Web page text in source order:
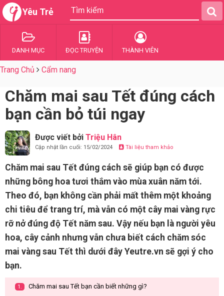
Yêu Trẻ
DANH MỤC ĐỌC TRUYỆN THÀNH VIÊN
Trang Chủ Cẩm nang
Chăm mai sau Tết đúng cách
bạn cần bỏ túi ngay
Được viết bởi Triệu Hân
Cập nhật lần cuối: 15/02/2024 Tài liệu tham khảo
Chăm mai sau Tết đúng cách sẽ giúp bạn có được
những bông hoa tươi thắm vào mùa xuân năm tới.
Theo đó, bạn không cần phải mất thêm một khoảng
chi tiêu để trang trí, mà vẫn có một cây mai vàng rực
rỡ nở đúng độ Tết năm sau. Vậy nếu bạn là người yêu
hoa, cây cảnh nhưng vẫn chưa biết cách chăm sóc
mai vàng sau Tết thì dưới đây Yeutre.vn sẽ gợi ý cho
bạn.
1. Chăm mai sau Tết bạn cần biết những gì?